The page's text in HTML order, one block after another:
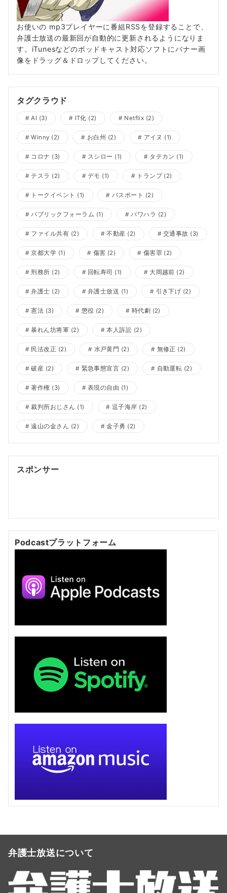
お使いの mp3プレイヤーに番組RSSを登録することで、
弁護士放送の最新回が自動的に更新されるようになりま
す。iTunesなどのポッドキャスト対応ソフトにバナー画
像をドラッグ＆ドロップしてください。
タグクラウド
AI (3) IT化 (2) Netflix (2)
Winny (2) お白州 (2) アイヌ (1)
コロナ (3) スシロー (1) タテカン (1)
テスラ (2) デモ (1) トランプ(2)
トークイベント (1) パスポート (2)
パブリックフォーラム (1) パワハラ (2)
ファイル共有 (2) 不動産 (2) 交通事故 (3)
京都大学 (1) 傷害 (2) 傷害罪 (2)
刑務所 (2) 回転寿司 (1) 大岡越前 (2)
弁護士 (2) 弁護士放送 (1) 引き下げ (2)
憲法 (3) 懲役 (2) 時代劇 (2)
暴れん坊将軍 (2) 本人訴訟 (2)
民法改正 (2) 水戸黄門 (2) 無修正 (2)
破産 (2) 緊急事態宣言 (2) 自動運転 (2)
著作権 (3) 表現の自由 (1)
裁判所おじさん (1) 逗子海岸 (2)
遠山の金さん (2) 金子勇 (2)
スポンサー
Podcastプラットフォーム
弁護士放送について